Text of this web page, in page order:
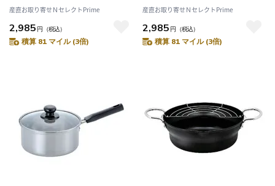
産直お取り寄せＮセレクトPrime
2,985 円 （税込）
積算 81 マイル (3倍)
産直お取り寄せＮセレクトPrime
2,985 円 （税込）
積算 81 マイル (3倍)